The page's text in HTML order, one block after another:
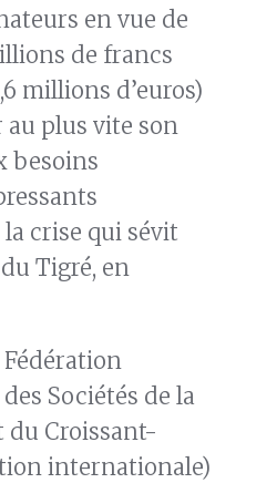
en vue de
de francs
millions d’euros)
plus vite son
besoins
crise qui sévit
Tigré, en
Fédération
Sociétés de la
du Croissant-
internationale)